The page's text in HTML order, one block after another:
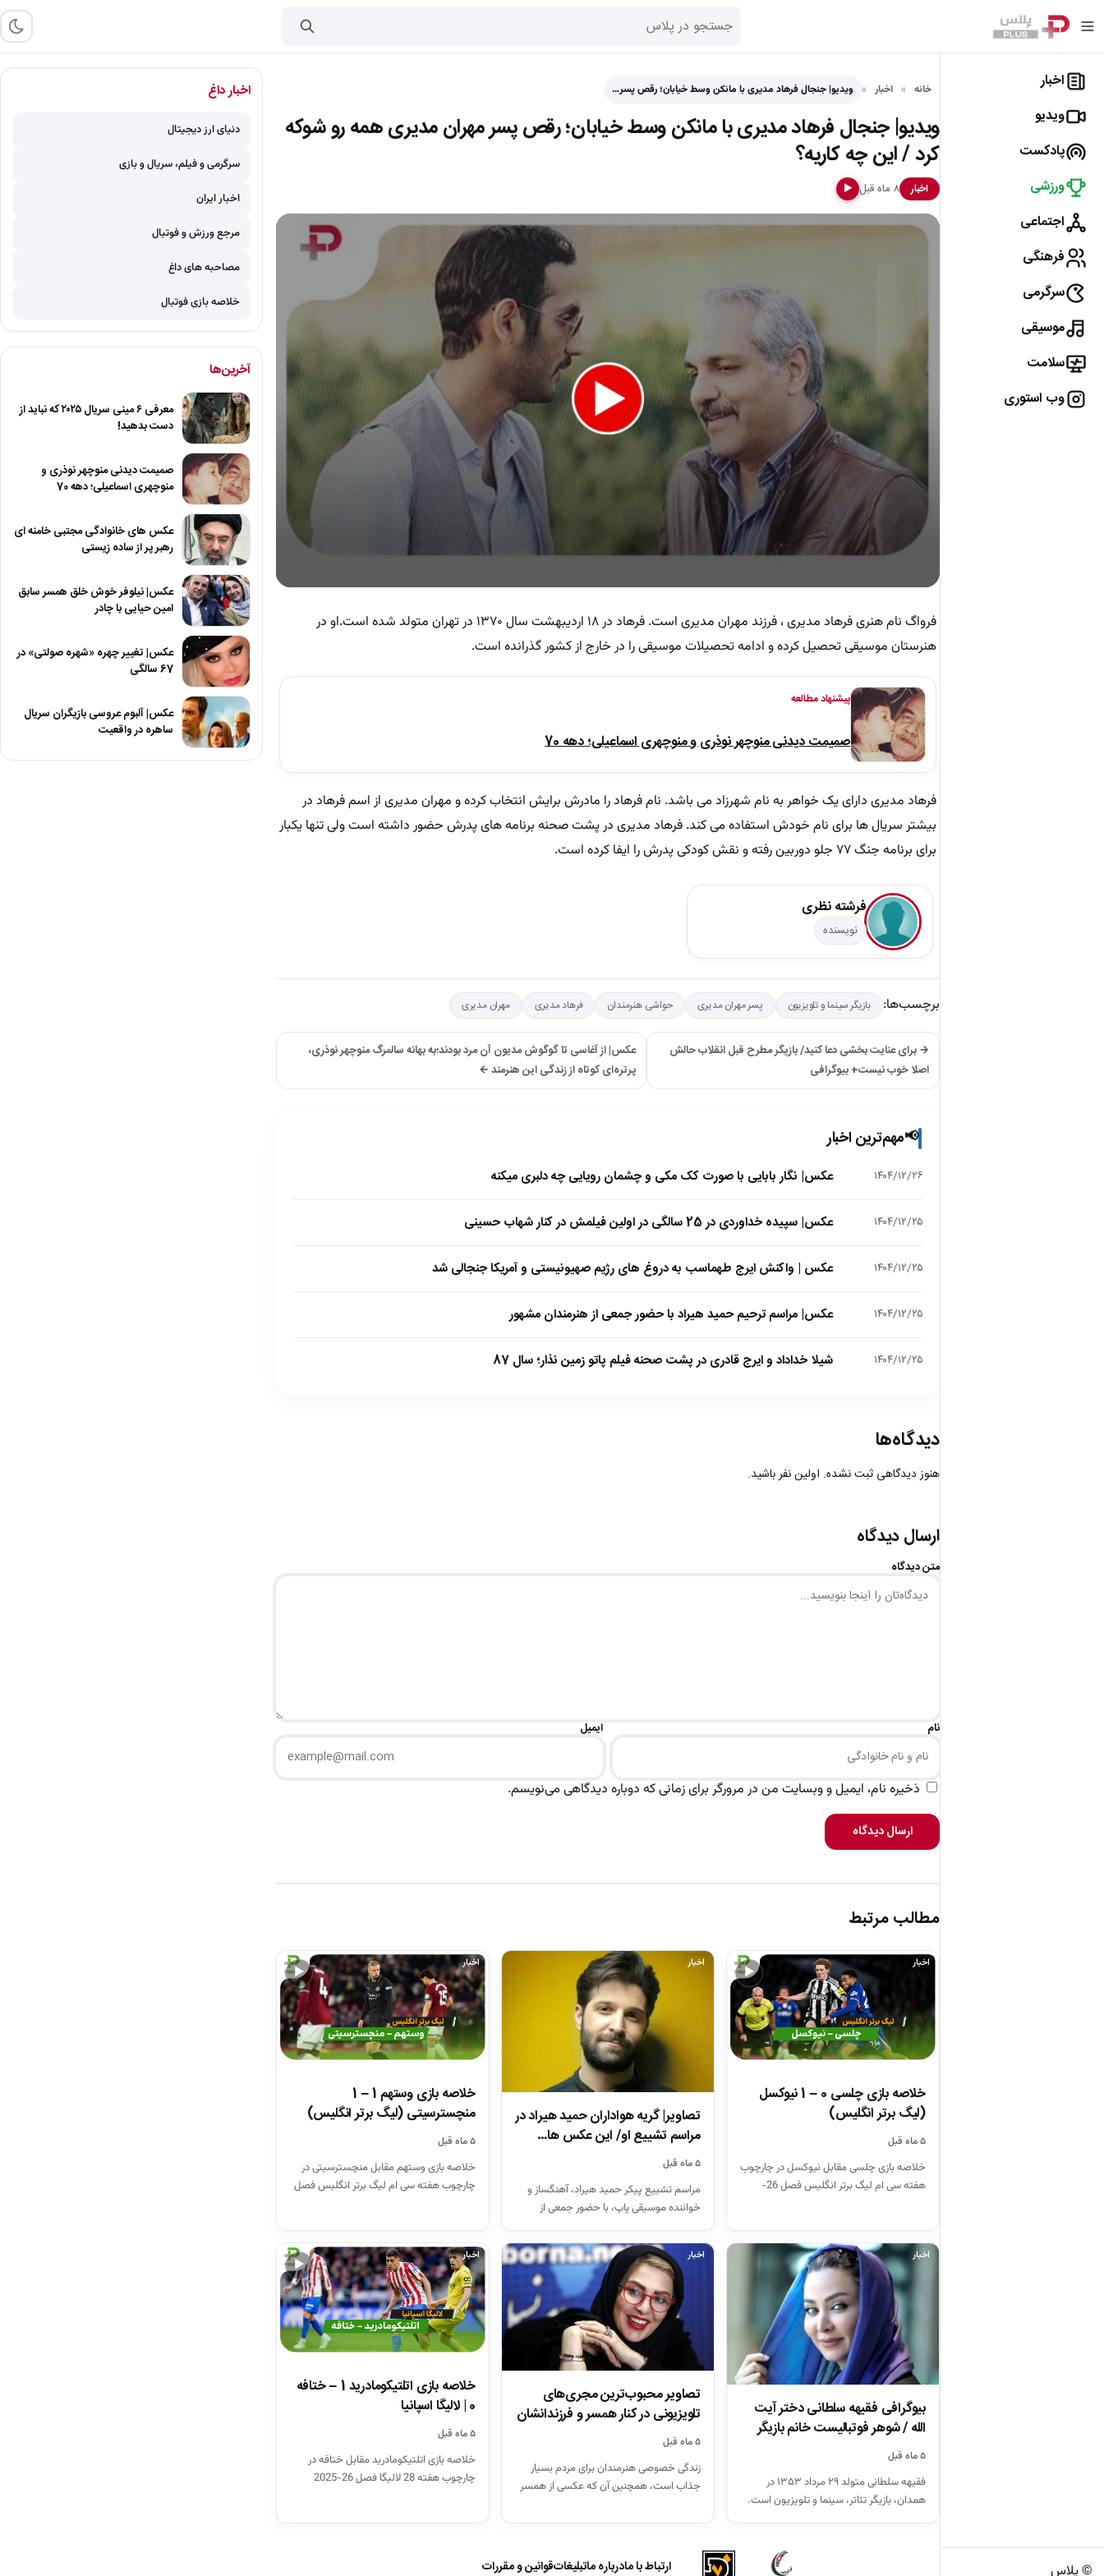
اخبار
ویدیو
پادکست
ورزشی
اجتماعی
فرهنگی
سرگرمی
موسیقی
سلامت
وب استوری
© پلاس
خانه اخبار ویدیو| جنجال فرهاد مدیری با مانکن وسط خیابان؛ رقص پسر…
ویدیو| جنجال فرهاد مدیری با مانکن وسط خیابان؛ رقص پسر مهران مدیری همه رو شوکه
کرد / این چه کاریه؟
اخبار ۸ ماه قبل ▶
فرواگ نام هنری فرهاد مدیری ، فرزند مهران مدیری است. فرهاد در ۱۸ اردیبهشت سال ۱۳۷۰ در تهران متولد شده است.او در
هنرستان موسیقی تحصیل کرده و ادامه تحصیلات موسیقی را در خارج از کشور گذرانده است.
پیشنهاد مطالعه
صمیمت دیدنی منوچهر نوذری و منوچهری اسماعیلی؛ دهه 70
فرهاد مدیری دارای یک خواهر به نام شهرزاد می باشد. نام فرهاد را مادرش برایش انتخاب کرده و مهران مدیری از اسم فرهاد در
بیشتر سریال ها برای نام خودش استفاده می کند. فرهاد مدیری در پشت صحنه برنامه های پدرش حضور داشته است ولی تنها یکبار
برای برنامه جنگ ۷۷ جلو دوربین رفته و نقش کودکی پدرش را ایفا کرده است.
فرشته نظری
نویسنده
برچسب‌ها: بازیگر سینما و تلویزیون پسر مهران مدیری حواشی هنرمندان فرهاد مدیری مهران مدیری
→ برای عنایت بخشی دعا کنید/ بازیگر مطرح قبل انقلاب حالش
اصلا خوب نیست+ بیوگرافی
عکس| از آغاسی تا گوگوش مدیون آن مرد بودند؛به بهانه سالمرگ منوچهر نوذری،
پرتره‌ای کوتاه از زندگی این هنرمند ←
📢مهم‌ترین اخبار
۱۴۰۴/۱۲/۲۶ عکس| نگار بابایی با صورت کک مکی و چشمان رویایی چه دلبری میکنه
۱۴۰۴/۱۲/۲۵ عکس| سپیده خداوردی در 25 سالگی در اولین فیلمش در کنار شهاب حسینی
۱۴۰۴/۱۲/۲۵ عکس | واکنش ایرج طهماسب به دروغ های رژیم صهیونیستی و آمریکا جنجالی شد
۱۴۰۴/۱۲/۲۵ عکس| مراسم ترحیم حمید هیراد با حضور جمعی از هنرمندان مشهور
۱۴۰۴/۱۲/۲۵ شیلا خداداد و ایرج قادری در پشت صحنه فیلم پاتو زمین نذار؛ سال 87
دیدگاه‌ها
هنوز دیدگاهی ثبت نشده. اولین نفر باشید.
ارسال دیدگاه
متن دیدگاه
نام ایمیل
ذخیره نام، ایمیل و وبسایت من در مرورگر برای زمانی که دوباره دیدگاهی می‌نویسم.
ارسال دیدگاه
مطالب مرتبط
▶
اخبار
خلاصه بازی چلسی 0 – 1 نیوکسل
(لیگ برتر انگلیس)
۵ ماه قبل
خلاصه بازی چلسی مقابل نیوکسل در چارچوب
هفته سی ام لیگ برتر انگلیس فصل 26-
اخبار
تصاویر| گریه هواداران حمید هیراد در
مراسم تشییع او/ این عکس ها…
۵ ماه قبل
مراسم تشییع پیکر حمید هیراد، آهنگساز و
خواننده موسیقی پاپ، با حضور جمعی از
▶
اخبار
خلاصه بازی وستهم 1 – 1
منچسترسیتی (لیگ برتر انگلیس)
۵ ماه قبل
خلاصه بازی وستهم مقابل منچسترسیتی در
چارچوب هفته سی ام لیگ برتر انگلیس فصل
اخبار
بیوگرافی فقیهه سلطانی دختر آیت
الله / شوهر فوتبالیست خانم بازیگر
را…
۵ ماه قبل
فقیهه سلطانی متولد ۲۹ مرداد ۱۳۵۳ در
همدان، بازیگر تئاتر، سینما و تلویزیون است.
اخبار
تصاویر محبوب‌ترین مجری‌های
تلویزیونی در کنار همسر و فرزندانشان
+ بیوگرافی
۵ ماه قبل
زندگی خصوصی هنرمندان برای مردم بسیار
جذاب است، همچنین آن که عکسی از همسر
▶
اخبار
خلاصه بازی اتلتیکومادرید 1 – ختافه
0 | لالیگا اسپانیا
۵ ماه قبل
خلاصه بازی اتلتیکومادرید مقابل ختافه در
چارچوب هفته 28 لالیگا فصل 26-2025
اخبار داغ
دنیای ارز دیجیتال
سرگرمی و فیلم، سریال و بازی
اخبار ایران
مرجع ورزش و فوتبال
مصاحبه های داغ
خلاصه بازی فوتبال
آخرین‌ها
معرفی ۶ مینی سریال ۲۰۲۵ که نباید از
دست بدهید!
صمیمت دیدنی منوچهر نوذری و
منوچهری اسماعیلی؛ دهه 70
عکس های خانوادگی مجتبی خامنه ای
رهبر پر از ساده زیستی
عکس| نیلوفر خوش خلق همسر سابق
امین حیایی با چادر
عکس| تغییر چهره «شهره صولتی» در
67 سالگی
عکس| آلبوم عروسی بازیگران سریال
ساهره در واقعیت
ارتباط با مادرباره ماتبلیغاتقوانین و مقررات